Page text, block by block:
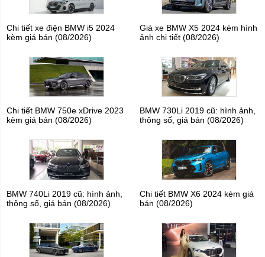
Chi tiết xe điện BMW i5 2024
kèm giá bán (08/2026)
Giá xe BMW X5 2024 kèm hình
ảnh chi tiết (08/2026)
Chi tiết BMW 750e xDrive 2023
kèm giá bán (08/2026)
BMW 730Li 2019 cũ: hình ảnh,
thông số, giá bán (08/2026)
BMW 740Li 2019 cũ: hình ảnh,
thông số, giá bán (08/2026)
Chi tiết BMW X6 2024 kèm giá
bán (08/2026)